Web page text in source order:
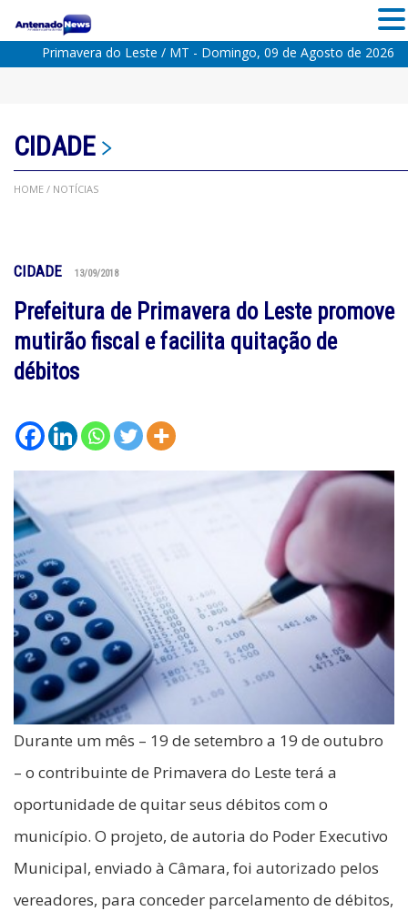
Primavera do Leste / MT - Domingo, 09 de Agosto de 2026
CIDADE
HOME / NOTÍCIAS
CIDADE 13/09/2018
Prefeitura de Primavera do Leste promove
mutirão fiscal e facilita quitação de
débitos
Durante um mês – 19 de setembro a 19 de outubro
– o contribuinte de Primavera do Leste terá a
oportunidade de quitar seus débitos com o
município. O projeto, de autoria do Poder Executivo
Municipal, enviado à Câmara, foi autorizado pelos
vereadores, para conceder parcelamento de débitos,